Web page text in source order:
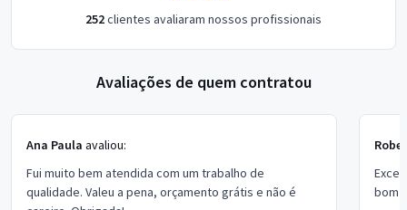
252clientes avaliaram nossos profissionais
Avaliações de quem contratou
Ana Paula avaliou:
Fui muito bem atendida com um trabalho de
qualidade. Valeu a pena, orçamento grátis e não é
bom